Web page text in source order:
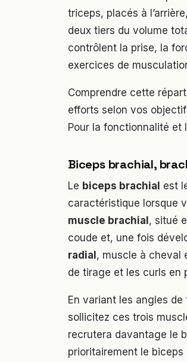
triceps, placés à
deux tiers du volume
contrôlent la prise, la
exercices de
Comprendre cette
efforts selon vos
Pour la fonctionnalité et
Biceps brachial,
Le biceps brachial est
caractéristique lorsque
muscle brachial , situé
coude et, une fois
radial , muscle à cheval
de tirage et les curls en
En variant les angles
sollicitez ces trois
recrutera davantage le
prioritairement le